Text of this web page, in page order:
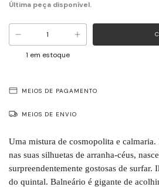
Última peça disponível.
1 em estoque
MEIOS DE PAGAMENTO
MEIOS DE ENVIO
Uma mistura de cosmopolita e calmaria.
nas suas silhuetas de arranha-céus,
surpreendentemente gostosas de surfar.
do quintal. Balneário é gigante de